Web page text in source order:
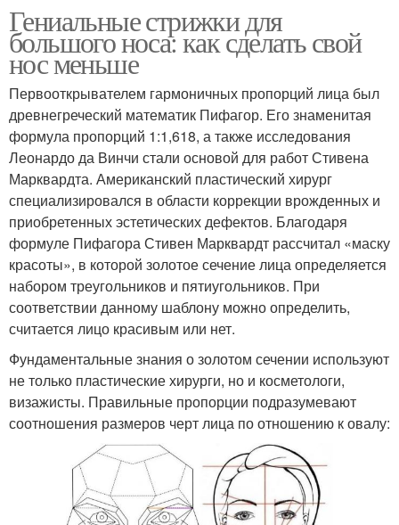
Гениальные стрижки для
большого носа: как сделать свой
нос меньше
Первооткрывателем гармоничных пропорций лица был
древнегреческий математик Пифагор. Его знаменитая
формула пропорций 1:1,618, а также исследования
Леонардо да Винчи стали основой для работ Стивена
Марквардта. Американский пластический хирург
специализировался в области коррекции врожденных и
приобретенных эстетических дефектов. Благодаря
формуле Пифагора Стивен Марквардт рассчитал «маску
красоты», в которой золотое сечение лица определяется
набором треугольников и пятиугольников. При
соответствии данному шаблону можно определить,
считается лицо красивым или нет.
Фундаментальные знания о золотом сечении используют
не только пластические хирурги, но и косметологи,
визажисты. Правильные пропорции подразумевают
соотношения размеров черт лица по отношению к овалу: